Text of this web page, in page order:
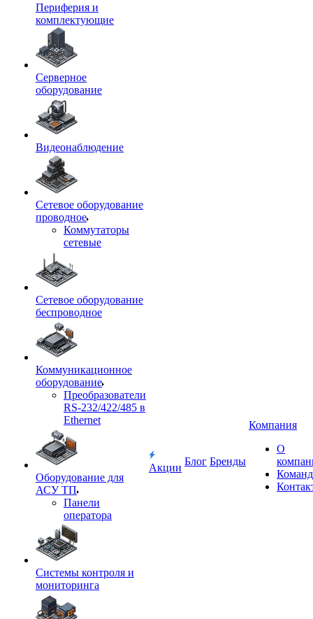
Периферия и
комплектующие
Серверное
оборудование
Видеонаблюдение
Сетевое оборудование
проводное
Коммутаторы
сетевые
Сетевое оборудование
беспроводное
Коммуникационное
оборудование
Преобразователи
RS-232/422/485 в
Ethernet
Оборудование для
АСУ ТП
Панели
оператора
Системы контроля и
мониторинга
Акции
Блог Бренды
Компания
О